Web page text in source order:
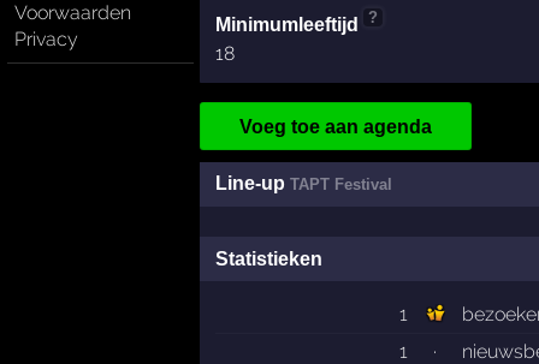
Voorwaarden
Privacy
Minimumleeftijd ?
18
Voeg toe aan agenda
Line-up TAPT Festival
Statistieken
1
1
·